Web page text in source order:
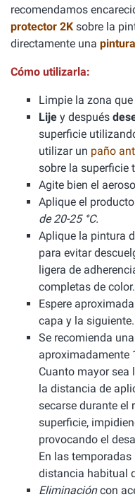
recomendamos
protector 2K sobre la
directamente una
Cómo utilizarla:
Limpie la zona
Lije y después
superficie
utilizar un paño
sobre la superficie
Agite bien el
Aplique el
de 20-25 °C.
Aplique la pintura
para evitar
ligera de
completas de color.
Espere
capa y la siguiente.
Se recomienda una
aproximadamente
Cuanto mayor sea
la distancia de
secarse durante el
superficie,
provocando el
En las
distancia habitual
Eliminacióncon